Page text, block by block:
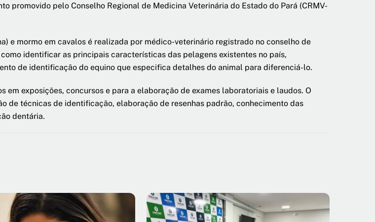
promovido pelo Conselho Regional de Medicina Veterinária do Estado do Pará (CRMV-
e mormo em cavalos é realizada por médico-veterinário registrado no conselho de
identificar as principais características das pelagens existentes no país,
de identificação do equino que especifica detalhes do animal para diferenciá-lo.
exposições, concursos e para a elaboração de exames laboratoriais e laudos. O
de técnicas de identificação, elaboração de resenhas padrão, conhecimento das
dentária.